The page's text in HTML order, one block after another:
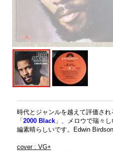
時代とジャンルを越えて評価さ
「 2000 Black 」、メロウで瑞々
編素晴らしいです。Edwin
cover : VG+